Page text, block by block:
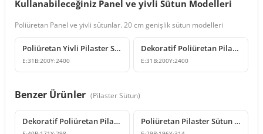
Kullanabileceğiniz Panel ve yivli Sütun Modelleri
Poliüretan Panel ve yivli sütunlar. 20 cm genişlik sütun modelleri
Poliüretan Yivli Pilaster Sütun Duvar Süsleme Modeli
E:31 B:200Y:2400
Dekoratif Poliüretan Pilaster Duvar Sütunu Modelleri
E:31 B:200Y:2400
Benzer Ürünler (Pilaster Sütun)
Dekoratif Poliüretan Pilaster Sütun Alt Kaide Tasarımı Poliüretan Pilaster Sütun Kaidesi Modelleri